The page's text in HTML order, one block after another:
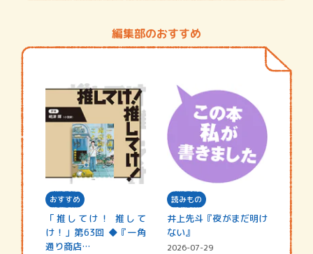
編集部のおすすめ
おすすめ
「推してけ！ 推して
け！」第63回 ◆『一角
通り商店…
読みもの
井上先斗『夜がまだ明け
ない』
2026-07-29